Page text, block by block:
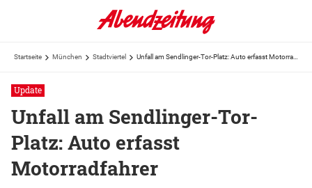
Startseite München Stadtviertel
Update
Unfall am Sendlinger-Tor-
Platz: Auto erfasst
Motorradfahrer